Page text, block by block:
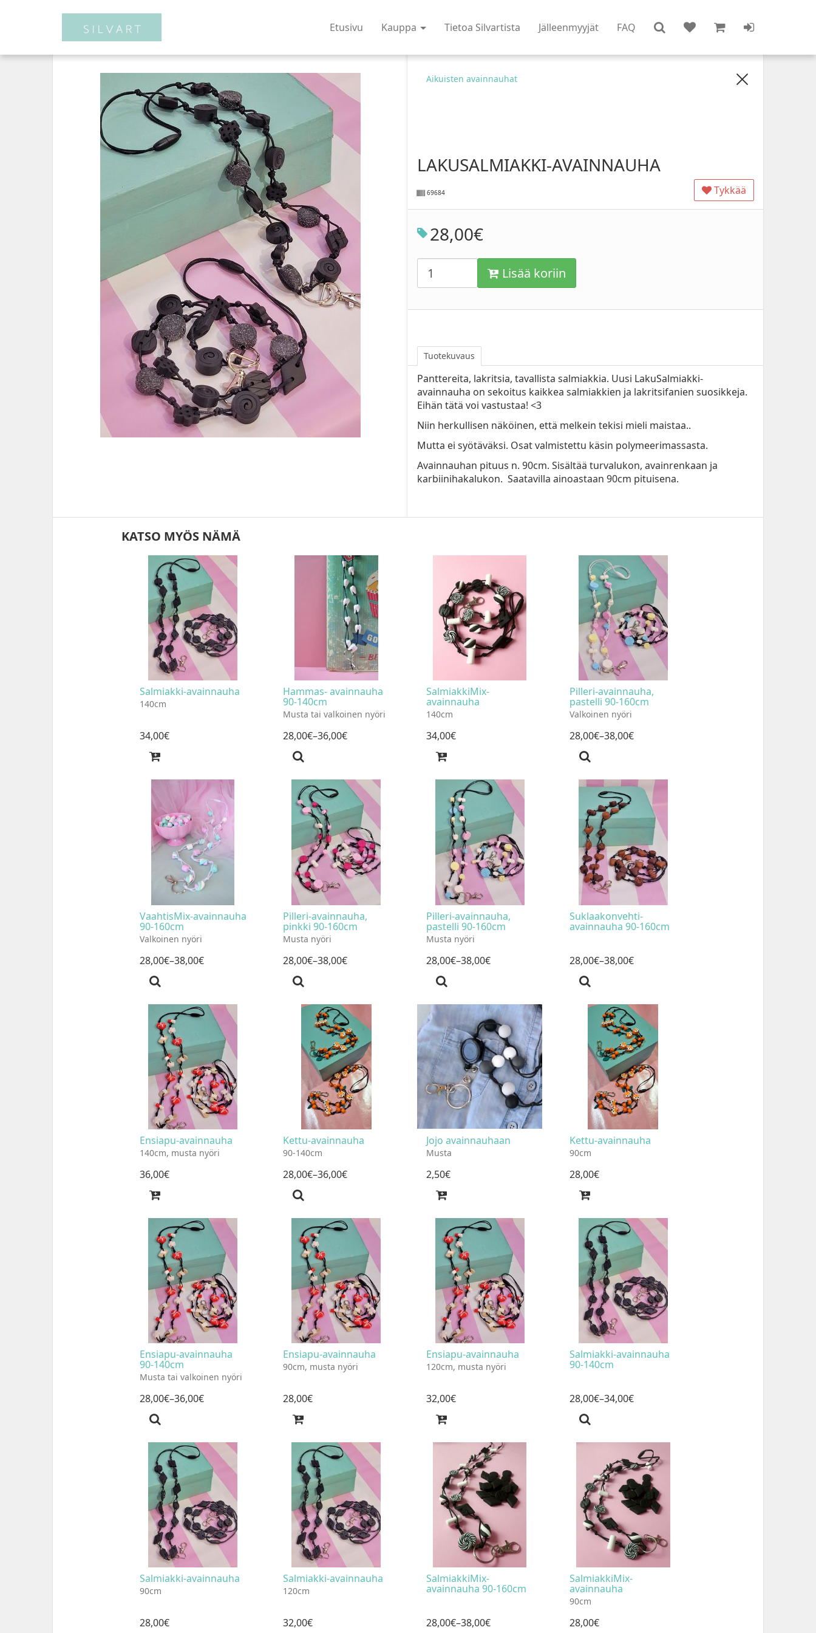
Etusivu Kauppa Tietoa Silvartista Jälleenmyyjät FAQ
Aikuisten avainnauhat
LAKUSALMIAKKI-AVAINNAUHA
Tykkää
69684
28,00€
Lisää koriin
Tuotekuvaus
Panttereita, lakritsia, tavallista salmiakkia. Uusi LakuSalmiakki-
avainnauha on sekoitus kaikkea salmiakkien ja lakritsifanien suosikkeja.
Eihän tätä voi vastustaa! <3
Niin herkullisen näköinen, että melkein tekisi mieli maistaa..
Mutta ei syötäväksi. Osat valmistettu käsin polymeerimassasta.
Avainnauhan pituus n. 90cm. Sisältää turvalukon, avainrenkaan ja
karbiinihakalukon. Saatavilla ainoastaan 90cm pituisena.
KATSO MYÖS NÄMÄ
Salmiakki-avainnauha
140cm
34,00€
Hammas- avainnauha
90-140cm
Musta tai valkoinen nyöri
28,00€–36,00€
SalmiakkiMix-
avainnauha
140cm
34,00€
Pilleri-avainnauha,
pastelli 90-160cm
Valkoinen nyöri
28,00€–38,00€
VaahtisMix-avainnauha
90-160cm
Valkoinen nyöri
28,00€–38,00€
Pilleri-avainnauha,
pinkki 90-160cm
Musta nyöri
28,00€–38,00€
Pilleri-avainnauha,
pastelli 90-160cm
Musta nyöri
28,00€–38,00€
Suklaakonvehti-
avainnauha 90-160cm
28,00€–38,00€
Ensiapu-avainnauha
140cm, musta nyöri
36,00€
Kettu-avainnauha
90-140cm
28,00€–36,00€
Jojo avainnauhaan
Musta
2,50€
Kettu-avainnauha
90cm
28,00€
Ensiapu-avainnauha
90-140cm
Musta tai valkoinen nyöri
28,00€–36,00€
Ensiapu-avainnauha
90cm, musta nyöri
28,00€
Ensiapu-avainnauha
120cm, musta nyöri
32,00€
Salmiakki-avainnauha
90-140cm
28,00€–34,00€
Salmiakki-avainnauha
90cm
28,00€
Salmiakki-avainnauha
120cm
32,00€
SalmiakkiMix-
avainnauha 90-160cm
28,00€–38,00€
SalmiakkiMix-
avainnauha
90cm
28,00€